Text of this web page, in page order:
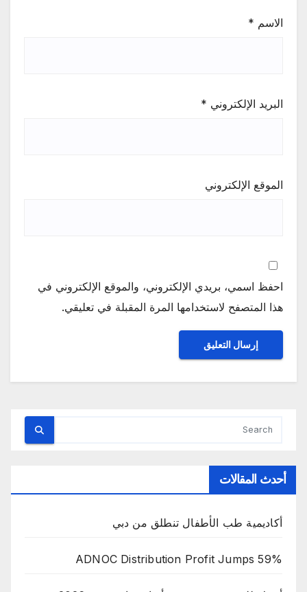
الاسم *
البريد الإلكتروني *
الموقع الإلكتروني
احفظ اسمي، بريدي الإلكتروني، والموقع الإلكتروني في
هذا المتصفح لاستخدامها المرة المقبلة في تعليقي.
أحدث المقالات
أكاديمية طب الأطفال تنطلق من دبي
ADNOC Distribution Profit Jumps 59%